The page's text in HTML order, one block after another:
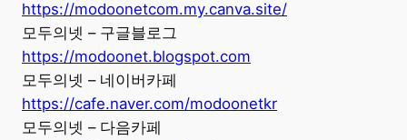
https://modoonetcom.my.canva.site/
모두의넷 – 구글블로그
https://modoonet.blogspot.com
모두의넷 – 네이버카페
https://cafe.naver.com/modoonetkr
모두의넷 – 다음카페